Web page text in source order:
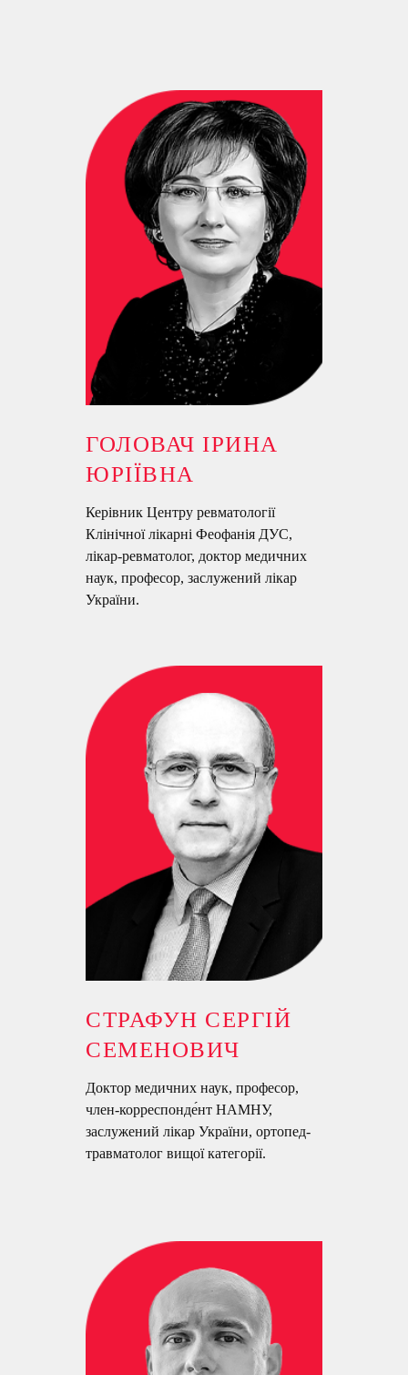
ГОЛОВАЧ ІРИНА
ЮРІЇВНА
Керівник Центру ревматології
Клінічної лікарні Феофанія ДУС,
лікар-ревматолог, доктор медичних
наук, професор, заслужений лікар
України.
СТРАФУН СЕРГІЙ
СЕМЕНОВИЧ
Доктор медичних наук, професор,
член-корреспонде́нт НАМНУ,
заслужений лікар України, ортопед-
травматолог вищої категорії.